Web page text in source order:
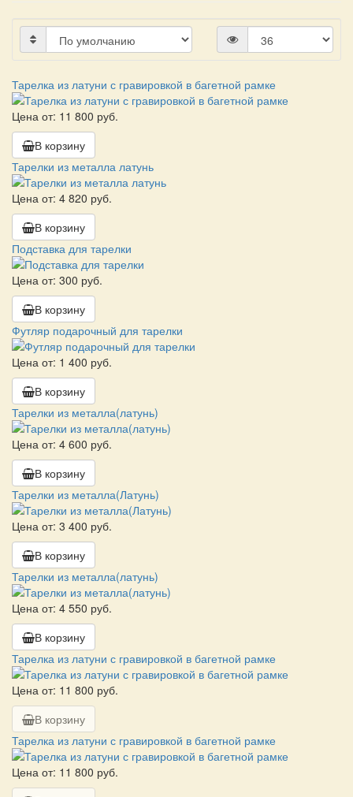
Тарелка из латуни с гравировкой в багетной рамке
Цена от: 11 800 руб.
В корзину
Тарелки из металла латунь
Цена от: 4 820 руб.
В корзину
Подставка для тарелки
Цена от: 300 руб.
В корзину
Футляр подарочный для тарелки
Цена от: 1 400 руб.
В корзину
Тарелки из металла(латунь)
Цена от: 4 600 руб.
В корзину
Тарелки из металла(Латунь)
Цена от: 3 400 руб.
В корзину
Тарелки из металла(латунь)
Цена от: 4 550 руб.
В корзину
Тарелка из латуни с гравировкой в багетной рамке
Цена от: 11 800 руб.
В корзину
Тарелка из латуни с гравировкой в багетной рамке
Цена от: 11 800 руб.